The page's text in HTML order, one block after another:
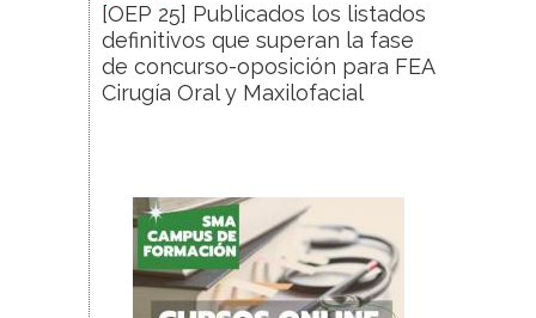
[OEP 25] Publicados los listados
definitivos que superan la fase
de concurso-oposición para FEA
Cirugía Oral y Maxilofacial